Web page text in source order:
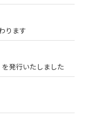
ります
発行いたしました